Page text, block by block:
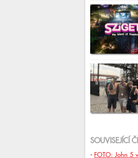
SOUVISEJÍCÍ
- FOTO: John 5